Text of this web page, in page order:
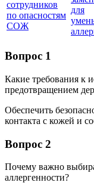
сотрудников
по опасностям
СОЖ
для
Вопрос 1
Какие требования к
предотвращением
Обеспечить
контакта с кожей и
Вопрос 2
Почему важно
аллергенности?